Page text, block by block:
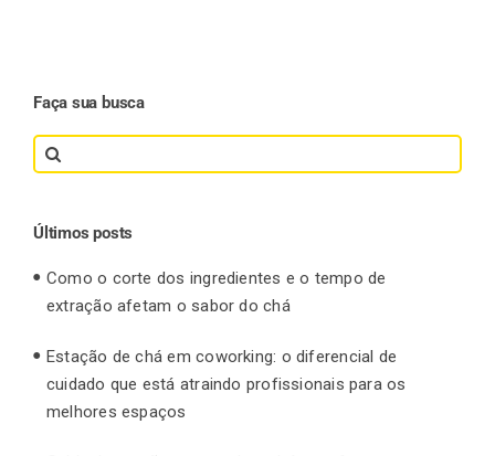
Faça sua busca
Search
for:
Últimos posts
Como o corte dos ingredientes e o tempo de
extração afetam o sabor do chá
Estação de chá em coworking: o diferencial de
cuidado que está atraindo profissionais para os
melhores espaços